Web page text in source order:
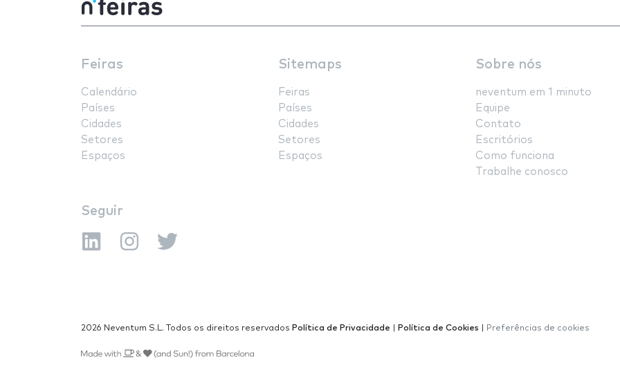
Feiras
Calendário
Países
Cidades
Setores
Espaços
Sitemaps
Feiras
Países
Cidades
Setores
Espaços
Sobre nós
neventum em 1 minuto
Equipe
Contato
Escritórios
Como funciona
Trabalhe conosco
Seguir
2026 Neventum S.L. Todos os direitos reservados Política de Privacidade Política de Cookies Preferências de cookies